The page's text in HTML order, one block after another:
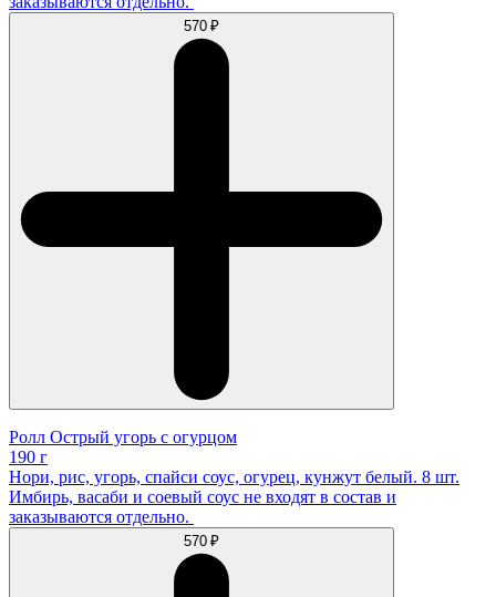
570 ₽
Ролл Острый угорь с огурцом
190 г
Нори, рис, угорь, спайси соус, огурец, кунжут белый. 8 шт.
Имбирь, васаби и соевый соус не входят в состав и
заказываются отдельно.
570 ₽